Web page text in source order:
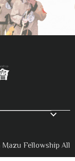
223號
Fellowship All